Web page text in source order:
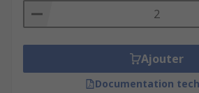
Ajouter
Documentation